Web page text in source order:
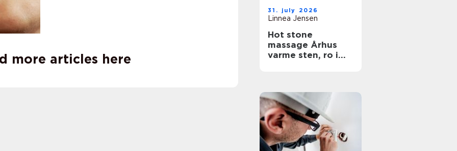
more articles here
31. july 2026
Linnea Jensen
Hot stone
massage Århus
varme sten, ro i